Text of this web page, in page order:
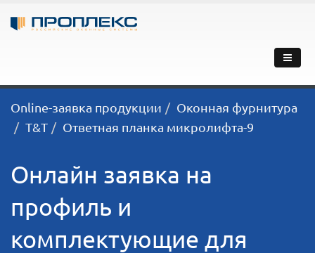
Online-заявка продукции
Оконная фурнитура
T&T
Ответная планка микролифта-9
Онлайн заявка на
профиль и
комплектующие для